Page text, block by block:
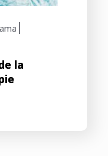
la